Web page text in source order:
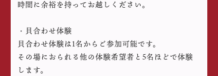
時間に余裕を持ってお越しください。
・貝合わせ体験
貝合わせ体験は1名からご参加可能です。
その場におられる他の体験希望者と5名ほどで体験
します。